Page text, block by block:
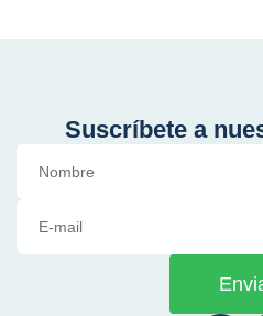
Suscríbete a